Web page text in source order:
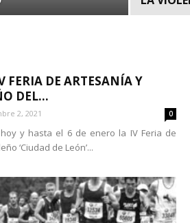
FERIA DE ARTESANÍA Y
DEL...
2, 2021 0
y hasta el 6 de enero la IV Feria de
‘Ciudad de León’...